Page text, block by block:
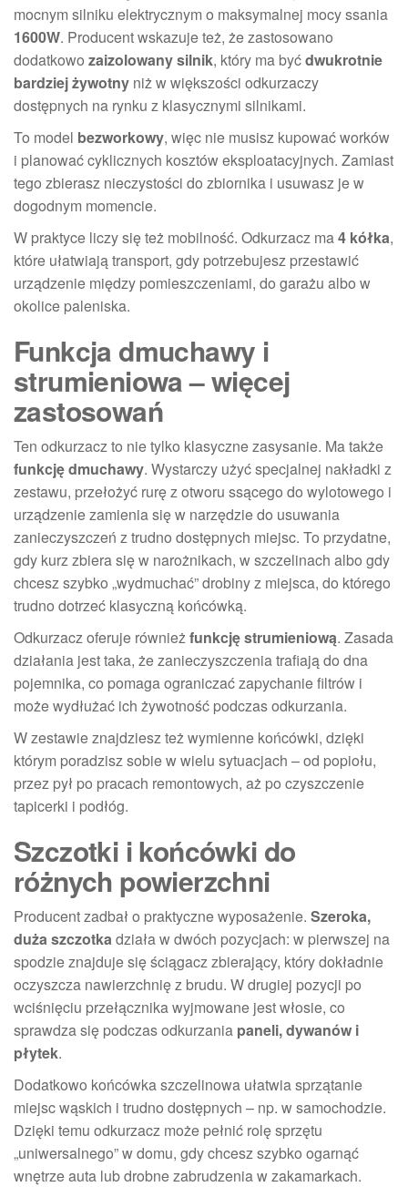
mocnym silniku elektrycznym o maksymalnej mocy ssania
1600W. Producent wskazuje też, że zastosowano
dodatkowo zaizolowany silnik, który ma byćdwukrotnie
bardziej żywotny niż w większości odkurzaczy
dostępnych na rynku z klasycznymi silnikami.
To model bezworkowy, więc nie musisz kupować worków
i planować cyklicznych kosztów eksploatacyjnych. Zamiast
tego zbierasz nieczystości do zbiornika i usuwasz je w
dogodnym momencie.
W praktyce liczy się też mobilność. Odkurzacz ma4 kółka,
które ułatwiają transport, gdy potrzebujesz przestawić
urządzenie między pomieszczeniami, do garażu albo w
okolice paleniska.
Funkcja dmuchawy i
strumieniowa – więcej
zastosowań
Ten odkurzacz to nie tylko klasyczne zasysanie. Ma także
funkcję dmuchawy. Wystarczy użyć specjalnej nakładki z
zestawu, przełożyć rurę z otworu ssącego do wylotowego i
urządzenie zamienia się w narzędzie do usuwania
zanieczyszczeń z trudno dostępnych miejsc. To przydatne,
gdy kurz zbiera się w narożnikach, w szczelinach albo gdy
chcesz szybko „wydmuchać” drobiny z miejsca, do którego
trudno dotrzeć klasyczną końcówką.
Odkurzacz oferuje równieżfunkcję strumieniową. Zasada
działania jest taka, że zanieczyszczenia trafiają do dna
pojemnika, co pomaga ograniczać zapychanie filtrów i
może wydłużać ich żywotność podczas odkurzania.
W zestawie znajdziesz też wymienne końcówki, dzięki
którym poradzisz sobie w wielu sytuacjach – od popiołu,
przez pył po pracach remontowych, aż po czyszczenie
tapicerki i podłóg.
Szczotki i końcówki do
różnych powierzchni
Producent zadbał o praktyczne wyposażenie. Szeroka,
duża szczotkadziała w dwóch pozycjach: w pierwszej na
spodzie znajduje się ściągacz zbierający, który dokładnie
oczyszcza nawierzchnię z brudu. W drugiej pozycji po
wciśnięciu przełącznika wyjmowane jest włosie, co
sprawdza się podczas odkurzania paneli, dywanów i
płytek.
Dodatkowo końcówka szczelinowa ułatwia sprzątanie
miejsc wąskich i trudno dostępnych – np. w samochodzie.
Dzięki temu odkurzacz może pełnić rolę sprzętu
„uniwersalnego” w domu, gdy chcesz szybko ogarnąć
wnętrze auta lub drobne zabrudzenia w zakamarkach.